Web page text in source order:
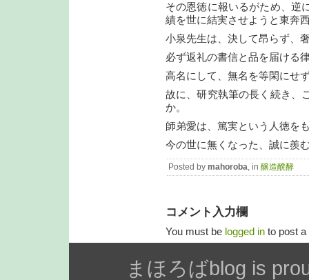
その恩徳に報いるがため、逆
績を世に結実させようと東奔
小泉先生は、決して昂らず、
必ず返礼の書信と品を届ける
高名にして、無名を等閑にせ
故に、研究執筆の長く続き、
か。
師弟愛は、篤実という人徳を
今の世に無くなった、誠に羨
Posted by mahoroba, in 醸造醗酵
コメント入力欄
You must be logged in to post
まほろばblog is